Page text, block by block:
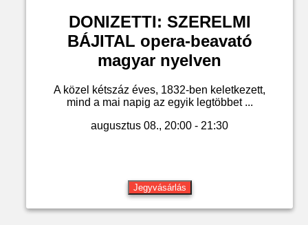
DONIZETTI: SZERELMI
BÁJITAL opera-beavató
magyar nyelven
A közel kétszáz éves, 1832-ben keletkezett,
mind a mai napig az egyik legtöbbet ...
augusztus 08., 20:00 - 21:30
Jegyvásárlás